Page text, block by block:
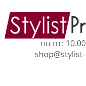
пн-пт: